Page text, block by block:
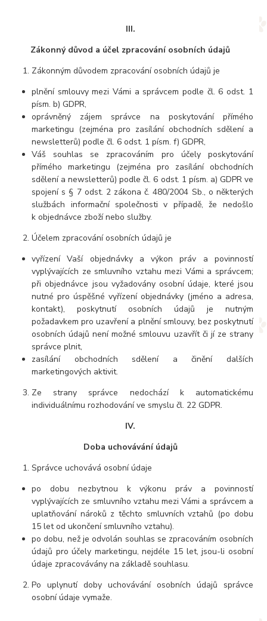
III.
Zákonný důvod a účel zpracování osobních údajů
Zákonným důvodem zpracování osobních údajů je
plnění smlouvy mezi Vámi a správcem podle čl. 6 odst. 1
písm. b) GDPR,
oprávněný zájem správce na poskytování přímého
marketingu (zejména pro zasílání obchodních sdělení a
newsletterů) podle čl. 6 odst. 1 písm. f) GDPR,
Váš souhlas se zpracováním pro účely poskytování
přímého marketingu (zejména pro zasílání obchodních
sdělení a newsletterů) podle čl. 6 odst. 1 písm. a) GDPR ve
spojení s § 7 odst. 2 zákona č. 480/2004 Sb., o některých
službách informační společnosti v případě, že nedošlo
k objednávce zboží nebo služby.
Účelem zpracování osobních údajů je
vyřízení Vaší objednávky a výkon práv a povinností
vyplývajících ze smluvního vztahu mezi Vámi a správcem;
při objednávce jsou vyžadovány osobní údaje, které jsou
nutné pro úspěšné vyřízení objednávky (jméno a adresa,
kontakt), poskytnutí osobních údajů je nutným
požadavkem pro uzavření a plnění smlouvy, bez poskytnutí
osobních údajů není možné smlouvu uzavřít či jí ze strany
správce plnit,
zasílání obchodních sdělení a činění dalších
marketingových aktivit.
Ze strany správce nedochází k automatickému
individuálnímu rozhodování ve smyslu čl. 22 GDPR.
IV.
Doba uchovávání údajů
Správce uchovává osobní údaje
po dobu nezbytnou k výkonu práv a povinností
vyplývajících ze smluvního vztahu mezi Vámi a správcem a
uplatňování nároků z těchto smluvních vztahů (po dobu
15 let od ukončení smluvního vztahu).
po dobu, než je odvolán souhlas se zpracováním osobních
údajů pro účely marketingu, nejdéle 15 let, jsou-li osobní
údaje zpracovávány na základě souhlasu.
Po uplynutí doby uchovávání osobních údajů správce
osobní údaje vymaže.